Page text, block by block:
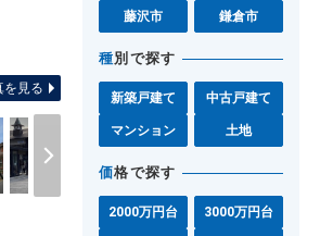
を見る
藤沢市 鎌倉市
種別で探す
新築戸建て 中古戸建て
マンション 土地
価格で探す
2000万円台 3000万円台